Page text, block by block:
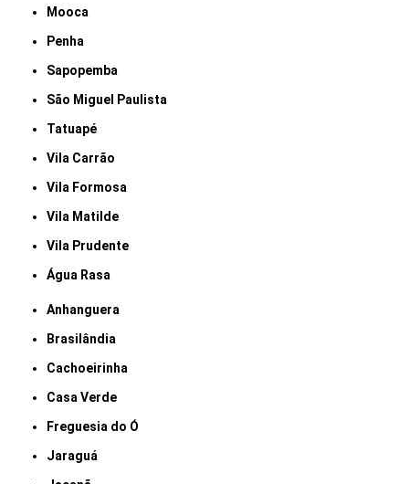
Mooca
Penha
Sapopemba
São Miguel Paulista
Tatuapé
Vila Carrão
Vila Formosa
Vila Matilde
Vila Prudente
Água Rasa
Anhanguera
Brasilândia
Cachoeirinha
Casa Verde
Freguesia do Ó
Jaraguá